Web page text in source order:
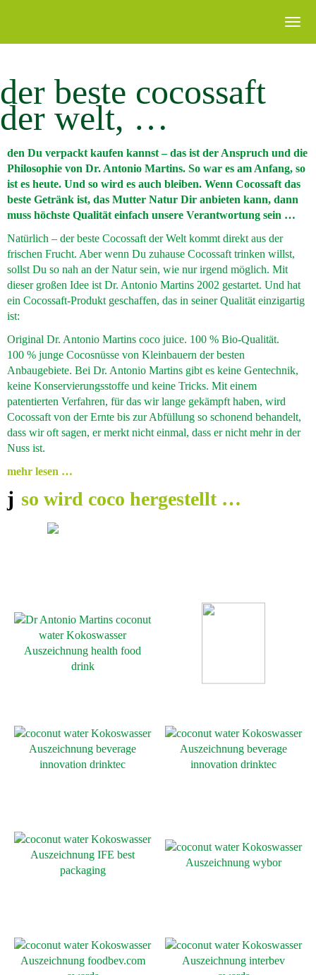
der beste cocossaft
der welt, …
den Du verpackt kaufen kannst – das ist der Anspruch und die
Philosophie von Dr. Antonio Martins. So war es am Anfang, so
ist es heute. Und so wird es auch bleiben. Wenn Cocossaft das
beste Getränk ist, das Mutter Natur Dir anbieten kann, dann
muss höchste Qualität einfach unsere Verantwortung sein …
Natürlich – der beste Cocossaft der Welt kommt direkt aus der
frischen Frucht. Aber wenn Du zuhause Cocossaft trinken willst,
sollst Du so nah an der Natur sein, wie nur irgend möglich. Mit
dieser großen Idee ist Dr. Antonio Martins 2002 gestartet. Und hat
ein Cocossaft-Produkt geschaffen, das in seiner Qualität einzigartig
ist:
Original Dr. Antonio Martins coco juice. 100 % Bio-Qualität.
100 % junge Cocosnüsse von Kleinbauern der besten
Anbaugebiete. Bei Dr. Antonio Martins gibt es keine Gentechnik,
keine Konservierungsstoffe und keine Tricks. Mit einem
patentierten Verfahren, für das wir lange gekämpft haben, wird
Cocossaft von der Ernte bis zur Abfüllung so schonend behandelt,
dass wir oft sagen, er merkt nicht einmal, dass er nicht mehr in der
Nuss ist.
mehr lesen …
so wird coco hergestellt …